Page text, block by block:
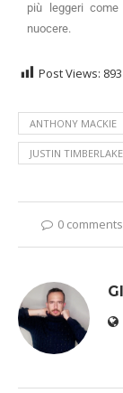
più leggeri come
nuocere.
Post Views: 893
ANTHONY MACKIE
JUSTIN TIMBERLAKE
0 comments